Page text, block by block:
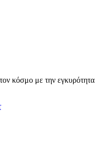
κόσμο με την εγκυρότητα